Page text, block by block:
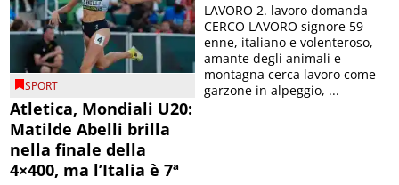
SPORT
Atletica, Mondiali U20:
Matilde Abelli brilla
nella finale della
4×400, ma l’Italia è 7ª
LAVORO 2. lavoro domanda
CERCO LAVORO signore 59
enne, italiano e volenteroso,
amante degli animali e
montagna cerca lavoro come
garzone in alpeggio, ...